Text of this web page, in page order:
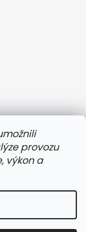
provozu
výkon a